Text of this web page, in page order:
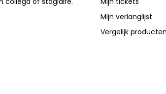
Mijn verlanglijst
Vergelijk producten